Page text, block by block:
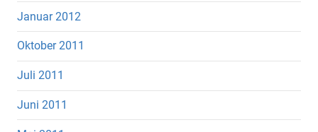
Januar 2012
Oktober 2011
Juli 2011
Juni 2011